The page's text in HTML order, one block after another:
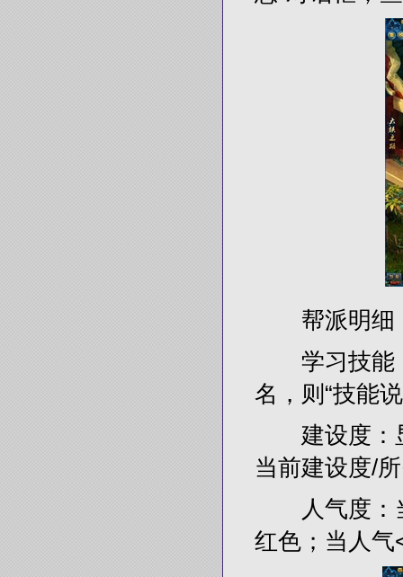
帮派明细
学习技能：
名，则“技能
建设度：显
当前建设度/
人气度：当
红色；当人气